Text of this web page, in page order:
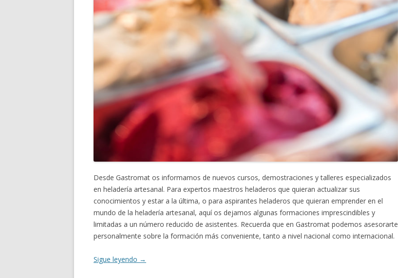
Desde Gastromat os informamos de nuevos cursos, demostraciones y talleres especializados
en heladería artesanal. Para expertos maestros heladeros que quieran actualizar sus
conocimientos y estar a la última, o para aspirantes heladeros que quieran emprender en el
mundo de la heladería artesanal, aquí os dejamos algunas formaciones imprescindibles y
limitadas a un número reducido de asistentes. Recuerda que en Gastromat podemos asesorarte
personalmente sobre la formación más conveniente, tanto a nivel nacional como internacional.
Sigue leyendo →